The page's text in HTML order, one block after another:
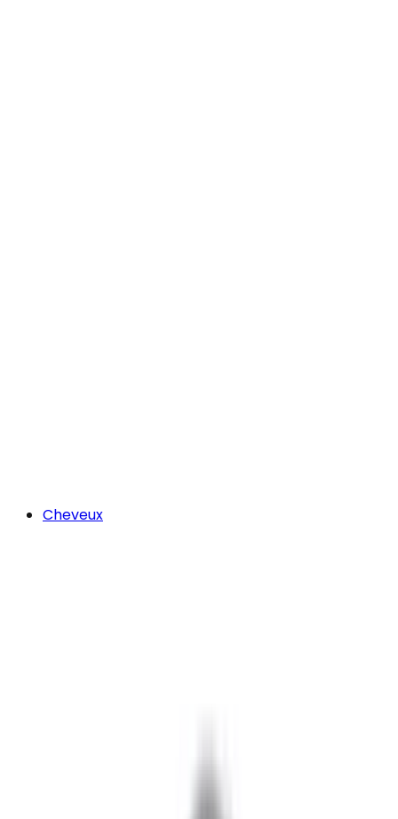
Cheveux